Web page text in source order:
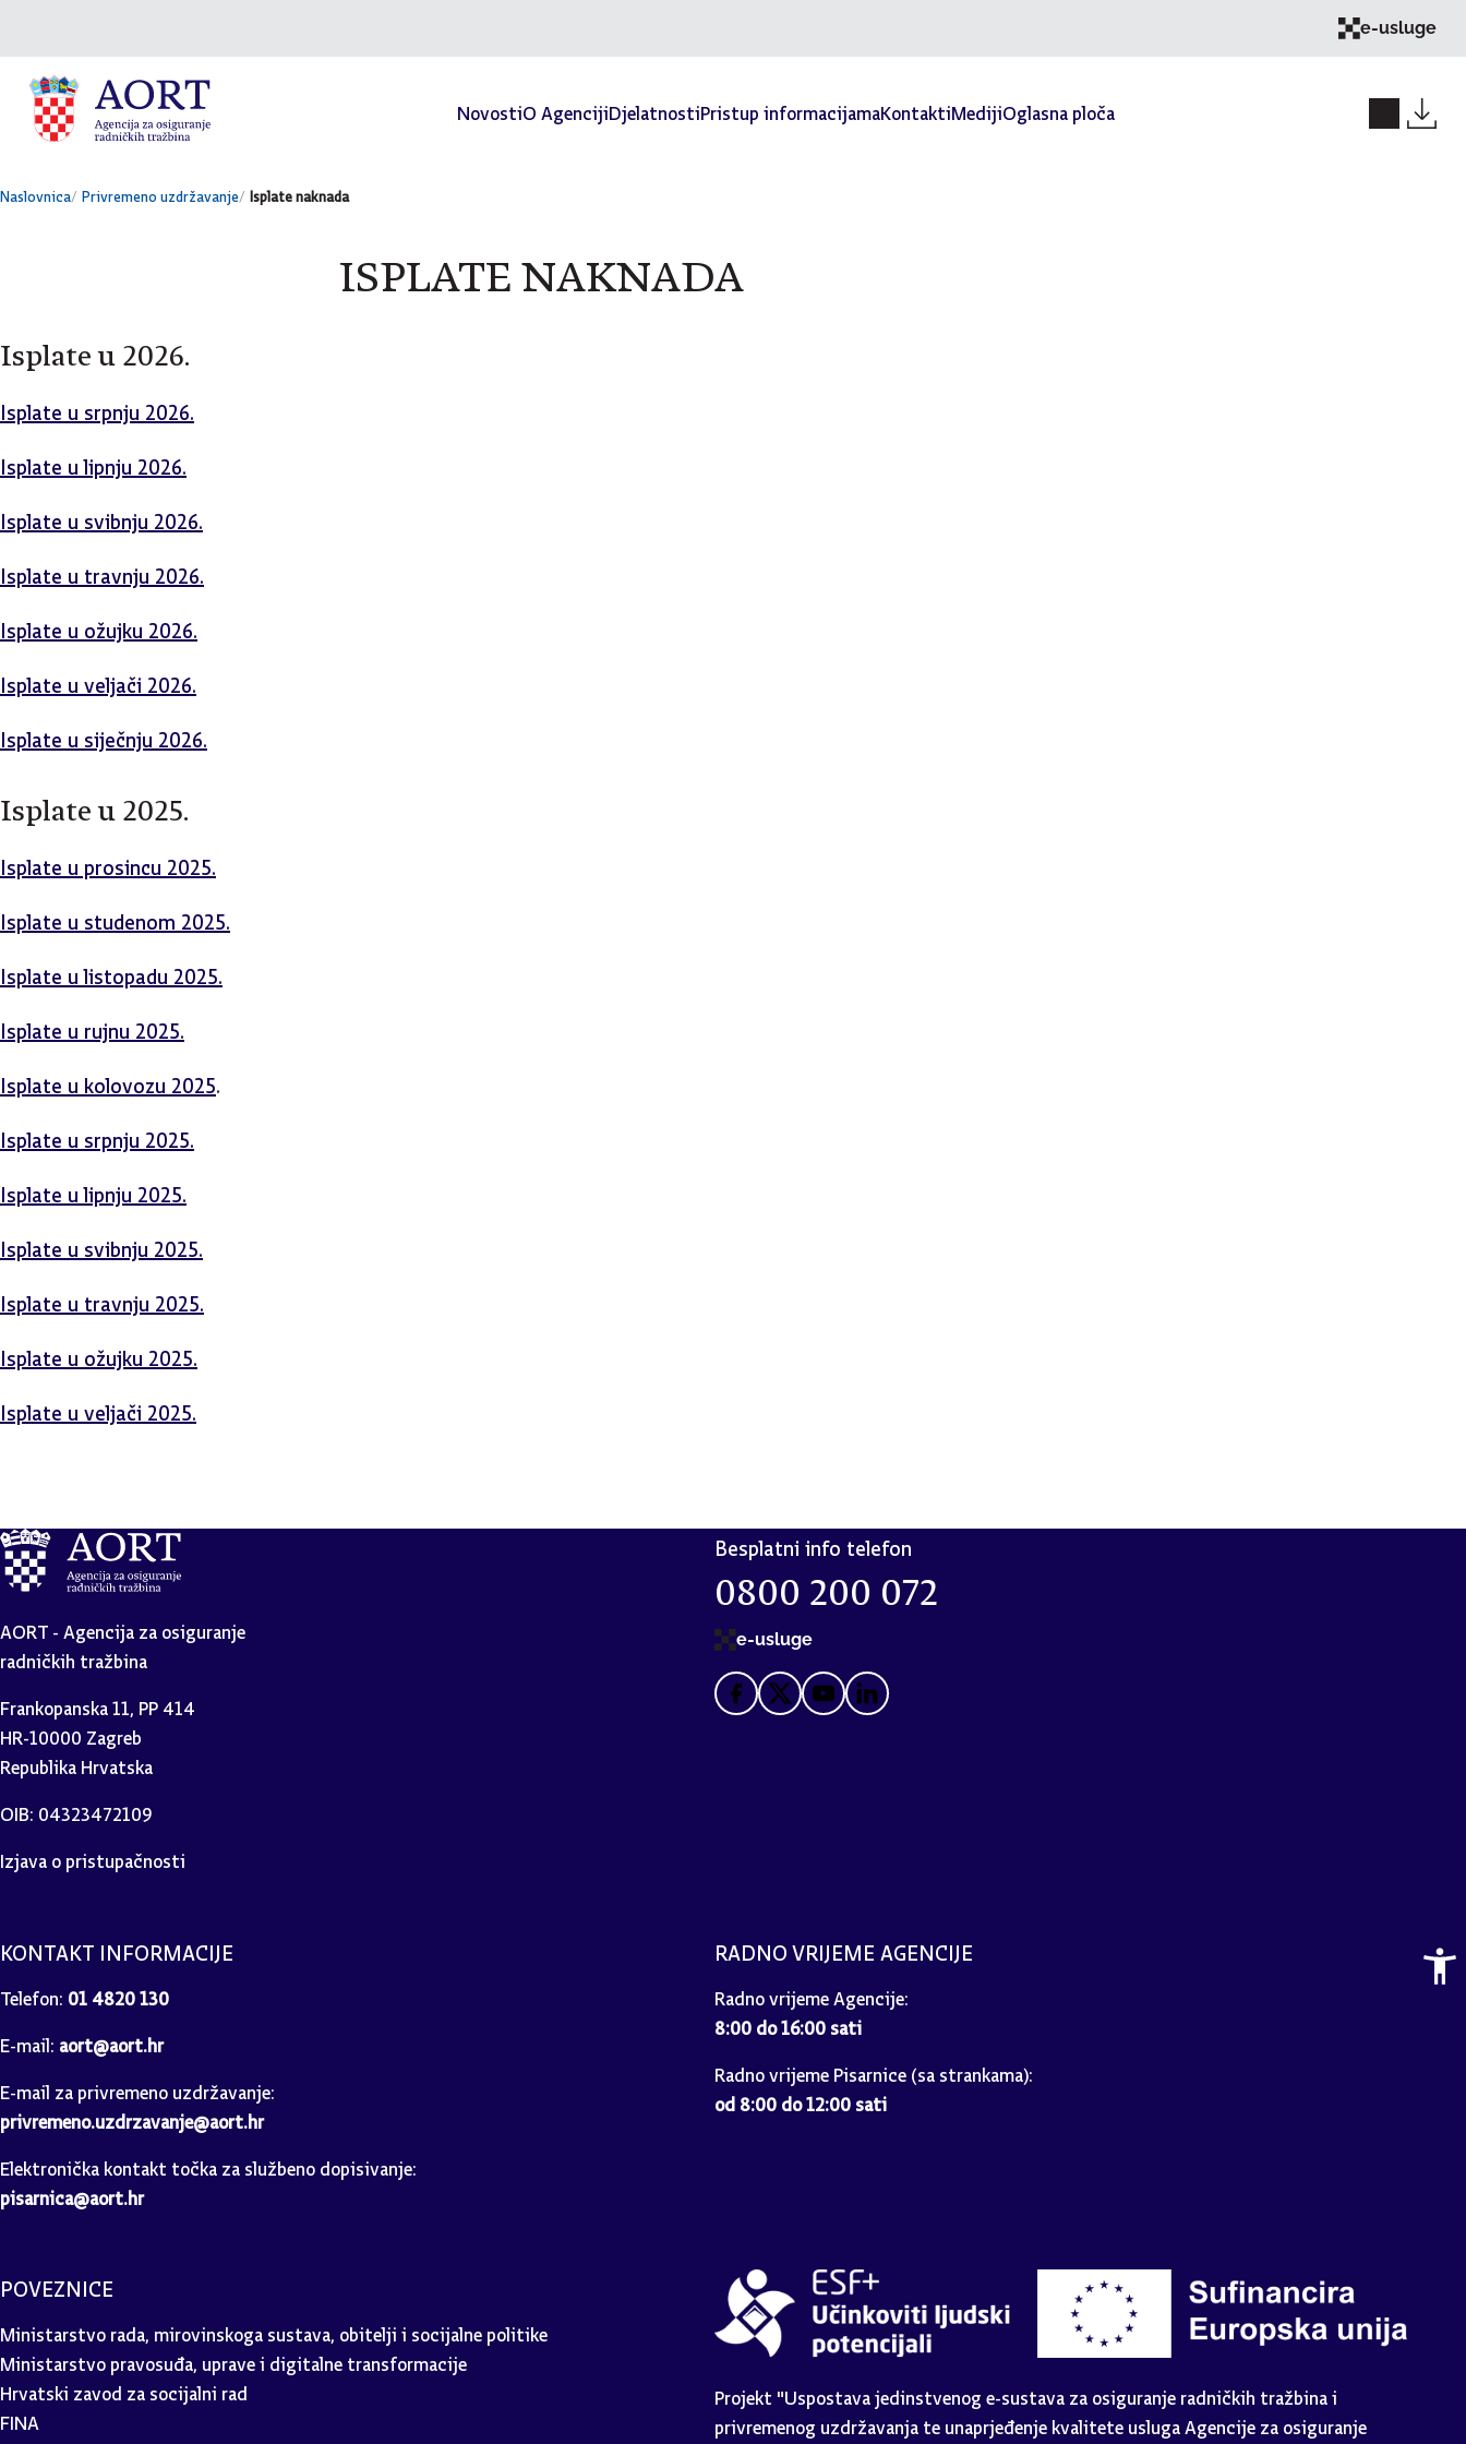
e-usluge
NovostiO AgencijiDjelatnostiPristup informacijamaKontaktiMedijiOglasna ploča
Naslovnica Privremeno uzdržavanje Isplate naknada
ISPLATE NAKNADA
Isplate u 2026.
Isplate u srpnju 2026.
Isplate u lipnju 2026.
Isplate u svibnju 2026.
Isplate u travnju 2026.
Isplate u ožujku 2026.
Isplate u veljači 2026.
Isplate u siječnju 2026.
Isplate u 2025.
Isplate u prosincu 2025.
Isplate u studenom 2025.
Isplate u listopadu 2025.
Isplate u rujnu 2025.
Isplate u kolovozu 2025
Isplate u srpnju 2025.
Isplate u lipnju 2025.
Isplate u svibnju 2025.
Isplate u travnju 2025.
Isplate u ožujku 2025.
Isplate u veljači 2025.
AORT - Agencija za osiguranje
radničkih tražbina
Frankopanska 11, PP 414
HR-10000 Zagreb
Republika Hrvatska
OIB: 04323472109
Izjava o pristupačnosti
Besplatni info telefon
0800 200 072
e-usluge
KONTAKT INFORMACIJE
Telefon: 01 4820 130
E-mail: aort@aort.hr
E-mail za privremeno uzdržavanje:
privremeno.uzdrzavanje@aort.hr
Elektronička kontakt točka za službeno dopisivanje:
pisarnica@aort.hr
RADNO VRIJEME AGENCIJE
Radno vrijeme Agencije:
8:00 do 16:00 sati
Radno vrijeme Pisarnice (sa strankama):
od 8:00 do 12:00 sati
POVEZNICE
Ministarstvo rada, mirovinskoga sustava, obitelji i socijalne politike
Ministarstvo pravosuđa, uprave i digitalne transformacije
Hrvatski zavod za socijalni rad
FINA
Projekt "Uspostava jedinstvenog e-sustava za osiguranje radničkih tražbina i
privremenog uzdržavanja te unaprjeđenje kvalitete usluga Agencije za osiguranje